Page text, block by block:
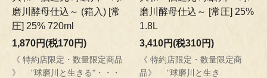
磨川酵母仕込～ (箱入) [常
圧] 25% 720ml
1,870円(税170円)
《 特約店限定・数量限定商品
》 "球磨川と生きる"・・・
磨川酵母仕込～ [常圧] 25%
1.8L
3,410円(税310円)
《 特約店限定・数量限定商
品》 "球磨川と生き